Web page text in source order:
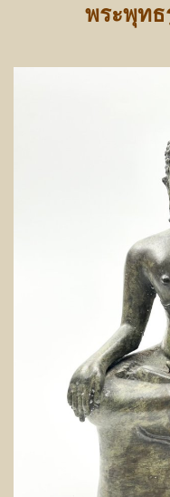
พระพุทธ